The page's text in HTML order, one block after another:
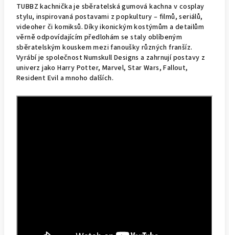
TUBBZ kachnička je sběratelská gumová kachna v cosplay
stylu, inspirovaná postavami z popkultury – filmů, seriálů,
videoher či komiksů. Díky ikonickým kostýmům a detailům
věrně odpovídajícím předlohám se staly oblíbeným
sběratelským kouskem mezi fanoušky různých franšíz.
Vyrábí je společnost Numskull Designs a zahrnují postavy z
univerz jako Harry Potter, Marvel, Star Wars, Fallout,
Resident Evil a mnoho dalších.